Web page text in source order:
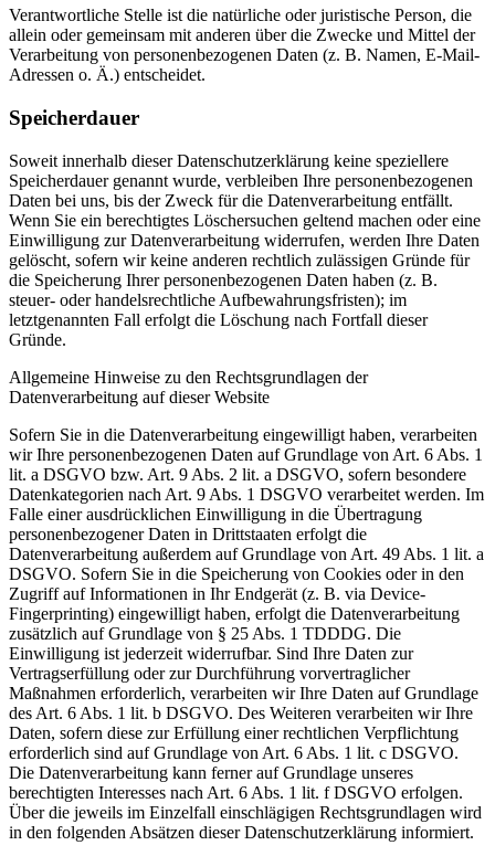
Verantwortliche Stelle ist die natürliche oder juristische Person, die
allein oder gemeinsam mit anderen über die Zwecke und Mittel der
Verarbeitung von personenbezogenen Daten (z. B. Namen, E-Mail-
Adressen o. Ä.) entscheidet.
Speicherdauer
Soweit innerhalb dieser Datenschutzerklärung keine speziellere
Speicherdauer genannt wurde, verbleiben Ihre personenbezogenen
Daten bei uns, bis der Zweck für die Datenverarbeitung entfällt.
Wenn Sie ein berechtigtes Löschersuchen geltend machen oder eine
Einwilligung zur Datenverarbeitung widerrufen, werden Ihre Daten
gelöscht, sofern wir keine anderen rechtlich zulässigen Gründe für
die Speicherung Ihrer personenbezogenen Daten haben (z. B.
steuer- oder handelsrechtliche Aufbewahrungsfristen); im
letztgenannten Fall erfolgt die Löschung nach Fortfall dieser
Gründe.
Allgemeine Hinweise zu den Rechtsgrundlagen der
Datenverarbeitung auf dieser Website
Sofern Sie in die Datenverarbeitung eingewilligt haben, verarbeiten
wir Ihre personenbezogenen Daten auf Grundlage von Art. 6 Abs. 1
lit. a DSGVO bzw. Art. 9 Abs. 2 lit. a DSGVO, sofern besondere
Datenkategorien nach Art. 9 Abs. 1 DSGVO verarbeitet werden. Im
Falle einer ausdrücklichen Einwilligung in die Übertragung
personenbezogener Daten in Drittstaaten erfolgt die
Datenverarbeitung außerdem auf Grundlage von Art. 49 Abs. 1 lit. a
DSGVO. Sofern Sie in die Speicherung von Cookies oder in den
Zugriff auf Informationen in Ihr Endgerät (z. B. via Device-
Fingerprinting) eingewilligt haben, erfolgt die Datenverarbeitung
zusätzlich auf Grundlage von § 25 Abs. 1 TDDDG. Die
Einwilligung ist jederzeit widerrufbar. Sind Ihre Daten zur
Vertragserfüllung oder zur Durchführung vorvertraglicher
Maßnahmen erforderlich, verarbeiten wir Ihre Daten auf Grundlage
des Art. 6 Abs. 1 lit. b DSGVO. Des Weiteren verarbeiten wir Ihre
Daten, sofern diese zur Erfüllung einer rechtlichen Verpflichtung
erforderlich sind auf Grundlage von Art. 6 Abs. 1 lit. c DSGVO.
Die Datenverarbeitung kann ferner auf Grundlage unseres
berechtigten Interesses nach Art. 6 Abs. 1 lit. f DSGVO erfolgen.
Über die jeweils im Einzelfall einschlägigen Rechtsgrundlagen wird
in den folgenden Absätzen dieser Datenschutzerklärung informiert.